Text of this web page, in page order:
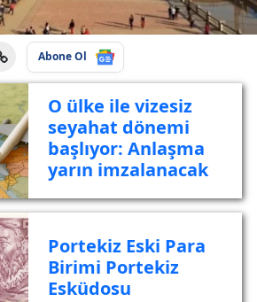
Abone Ol
O ülke ile vizesiz
seyahat dönemi
başlıyor: Anlaşma
yarın imzalanacak
Portekiz Eski Para
Birimi Portekiz
Esküdosu